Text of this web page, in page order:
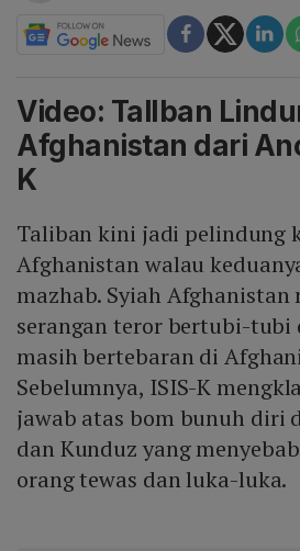
Video: TalIban
Afghanistan dari
K
Taliban kini jadi pelindung
Afghanistan walau
mazhab. Syiah Afghanistan
serangan teror bertubi-tubi
masih bertebaran di
Sebelumnya, ISIS-K
jawab atas bom bunuh diri
dan Kunduz yang
orang tewas dan luka-luka.